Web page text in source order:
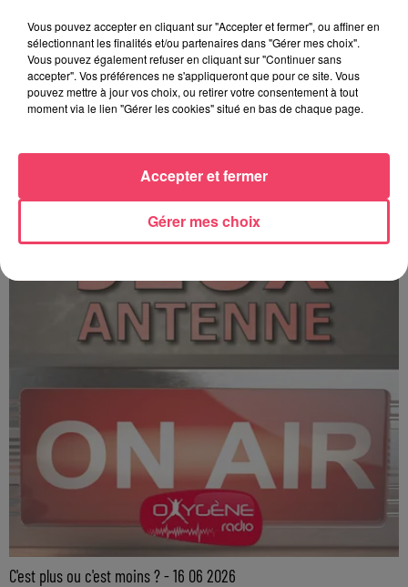
C'est plus ou c'est moins ? - 17 06 2026
C'est plus ou c'est moins ? - 16 06 2026
Vous pouvez accepter en cliquant sur "Accepter et fermer", ou affiner en
sélectionnant les finalités et/ou partenaires dans "Gérer mes choix".
Vous pouvez également refuser en cliquant sur "Continuer sans
accepter". Vos préférences ne s'appliqueront que pour ce site. Vous
pouvez mettre à jour vos choix, ou retirer votre consentement à tout
moment via le lien "Gérer les cookies" situé en bas de chaque page.
Gérer mes choix
Accepter et fermer